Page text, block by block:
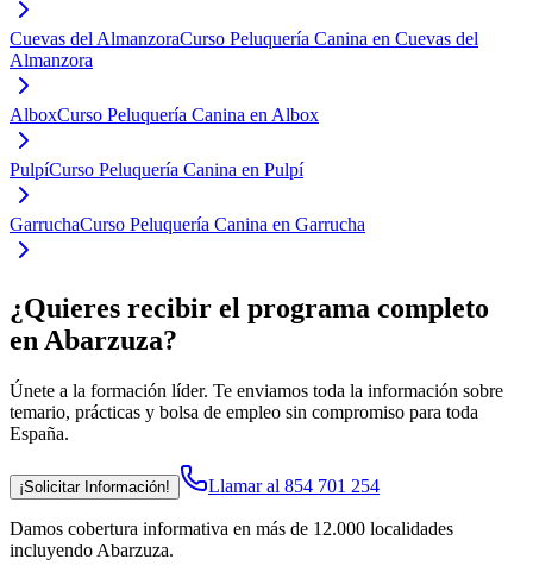
Cuevas del AlmanzoraCurso Peluquería Canina en Cuevas del
Almanzora
AlboxCurso Peluquería Canina en Albox
PulpíCurso Peluquería Canina en Pulpí
GarruchaCurso Peluquería Canina en Garrucha
¿Quieres recibir el programa completo
en Abarzuza?
Únete a la formación líder. Te enviamos toda la información sobre
temario, prácticas y bolsa de empleo sin compromiso para toda
España.
¡Solicitar Información! Llamar al 854 701 254
Damos cobertura informativa en más de 12.000 localidades
incluyendo Abarzuza.